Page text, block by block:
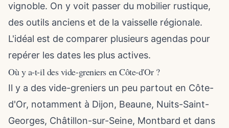
vignoble. On y voit passer du mobilier rustique,
des outils anciens et de la vaisselle régionale.
L'idéal est de comparer plusieurs agendas pour
repérer les dates les plus actives.
Où y a-t-il des vide-greniers en Côte-d'Or ?
Il y a des vide-greniers un peu partout en Côte-
d'Or, notamment à Dijon, Beaune, Nuits-Saint-
Georges, Châtillon-sur-Seine, Montbard et dans